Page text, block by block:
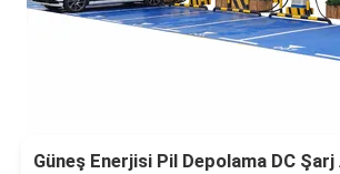
Güneş Enerjisi Pil Depolama DC Şarj